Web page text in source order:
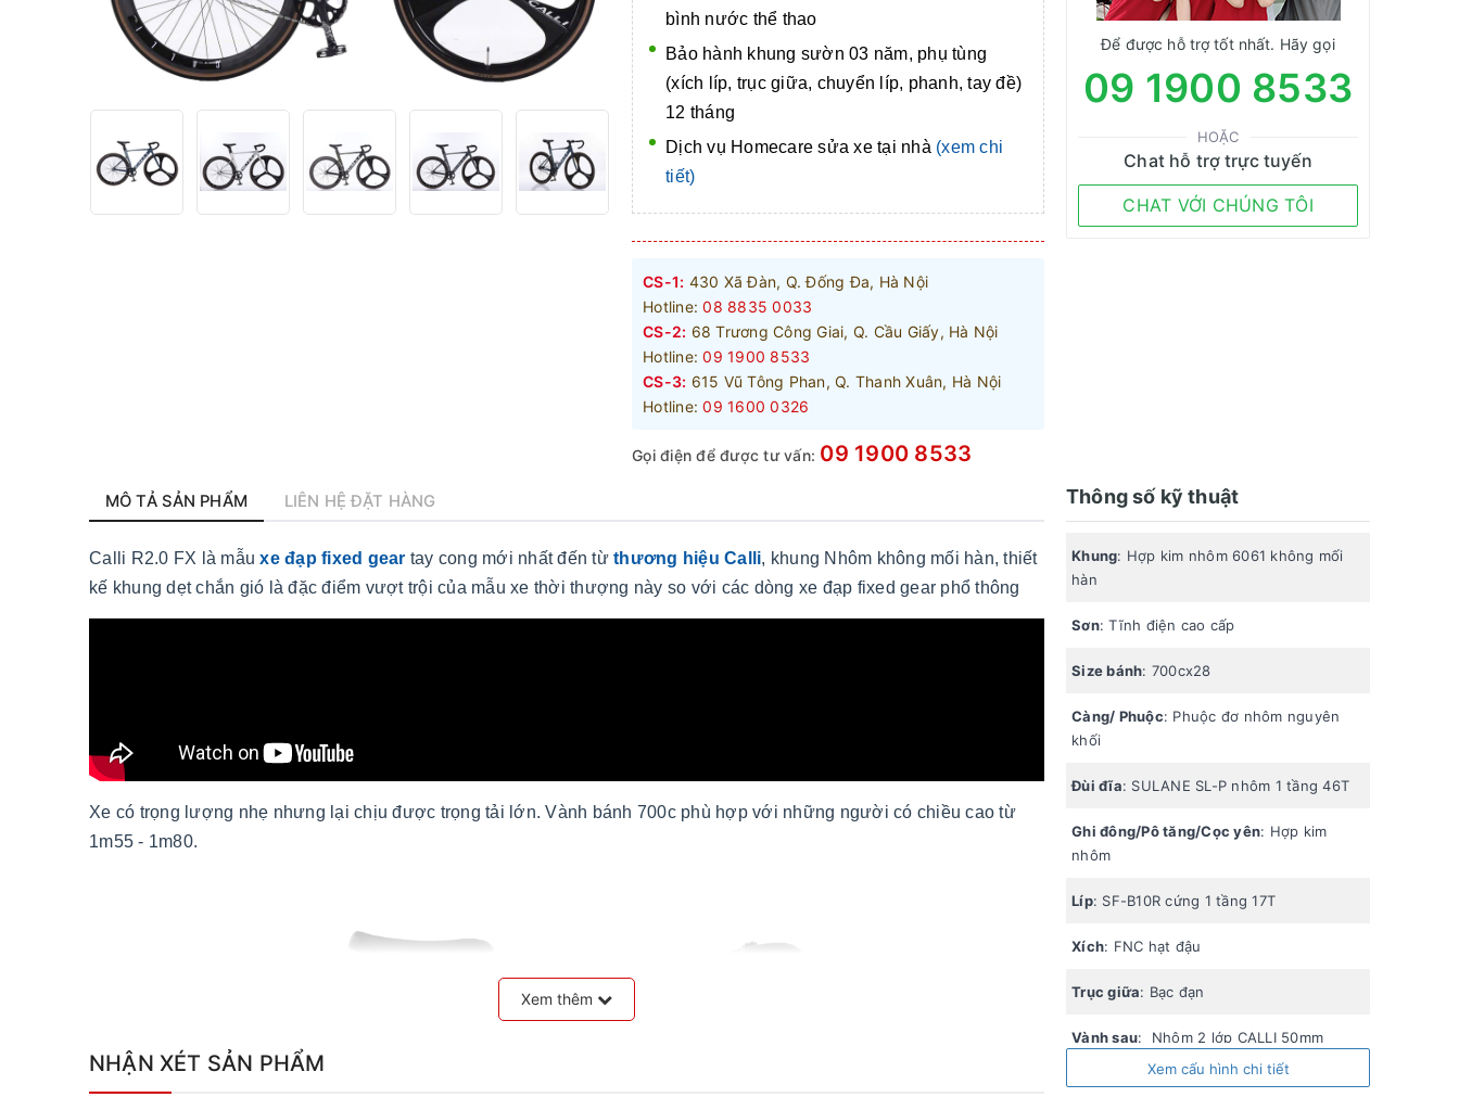
bình nước thể thao
Bảo hành khung sườn 03 năm, phụ tùng
(xích líp, trục giữa, chuyển líp, phanh, tay đề)
12 tháng
Dịch vụ Homecare sửa xe tại nhà (xem chi
tiết)
CS-1: 430 Xã Đàn, Q. Đống Đa, Hà Nội
Hotline: 08 8835 0033
CS-2: 68 Trương Công Giai, Q. Cầu Giấy, Hà Nội
Hotline: 09 1900 8533
CS-3: 615 Vũ Tông Phan, Q. Thanh Xuân, Hà Nội
Hotline: 09 1600 0326
Gọi điện để được tư vấn: 09 1900 8533
Để được hỗ trợ tốt nhất. Hãy gọi
09 1900 8533
HOẶC
Chat hỗ trợ trực tuyến
CHAT VỚI CHÚNG TÔI
MÔ TẢ SẢN PHẨM LIÊN HỆ ĐẶT HÀNG
Calli R2.0 FX là mẫuxe đạp fixed gear tay cong mới nhất đến từ thương hiệu Calli, khung Nhôm không mối hàn, thiết
kế khung dẹt chắn gió là đặc điểm vượt trội của mẫu xe thời thượng này so với các dòng xe đạp fixed gear phổ thông
Xe có trọng lượng nhẹ nhưng lại chịu được trọng tải lớn. Vành bánh 700c phù hợp với những người có chiều cao từ
1m55 - 1m80.
Xem thêm
NHẬN XÉT SẢN PHẨM
Thông số kỹ thuật
Khung: Hợp kim nhôm 6061 không mối
hàn
Sơn: Tĩnh điện cao cấp
Size bánh: 700cx28
Càng/ Phuộc: Phuộc đơ nhôm nguyên
khối
Đùi đĩa: SULANE SL-P nhôm 1 tầng 46T
Ghi đông/Pô tăng/Cọc yên: Hợp kim
nhôm
Líp: SF-B10R cứng 1 tầng 17T
Xích: FNC hạt đậu
Trục giữa: Bạc đạn
Vành sau: Nhôm 2 lớp CALLI 50mm
Vành trước: Nhôm nguyên khối 3 đao có
Xem cấu hình chi tiết